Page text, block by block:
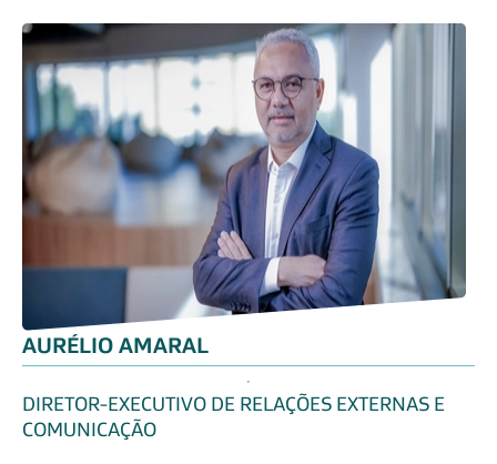
AURÉLIO AMARAL
DIRETOR-EXECUTIVO DE RELAÇÕES EXTERNAS E
COMUNICAÇÃO